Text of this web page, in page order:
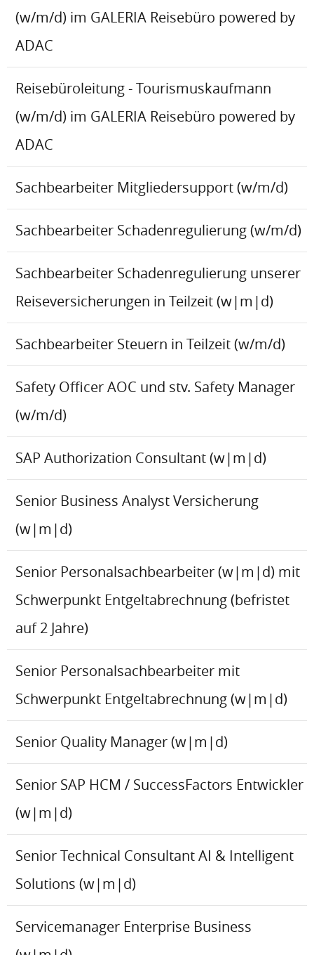
(w/m/d) im GALERIA Reisebüro powered by
ADAC
Reisebüroleitung - Tourismuskaufmann
(w/m/d) im GALERIA Reisebüro powered by
ADAC
Sachbearbeiter Mitgliedersupport (w/m/d)
Sachbearbeiter Schadenregulierung (w/m/d)
Sachbearbeiter Schadenregulierung unserer
Reiseversicherungen in Teilzeit (w|m|d)
Sachbearbeiter Steuern in Teilzeit (w/m/d)
Safety Officer AOC und stv. Safety Manager
(w/m/d)
SAP Authorization Consultant (w|m|d)
Senior Business Analyst Versicherung
(w|m|d)
Senior Personalsachbearbeiter (w|m|d) mit
Schwerpunkt Entgeltabrechnung (befristet
auf 2 Jahre)
Senior Personalsachbearbeiter mit
Schwerpunkt Entgeltabrechnung (w|m|d)
Senior Quality Manager (w|m|d)
Senior SAP HCM / SuccessFactors Entwickler
(w|m|d)
Senior Technical Consultant AI & Intelligent
Solutions (w|m|d)
Servicemanager Enterprise Business